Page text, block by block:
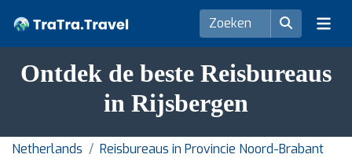
Ontdek de beste Reisbureaus
in Rijsbergen
Netherlands
Reisbureaus in Provincie Noord-Brabant